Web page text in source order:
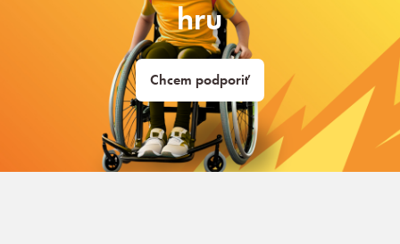
hru
Chcem podporiť